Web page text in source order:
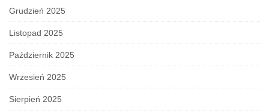
Grudzień 2025
Listopad 2025
Październik 2025
Wrzesień 2025
Sierpień 2025